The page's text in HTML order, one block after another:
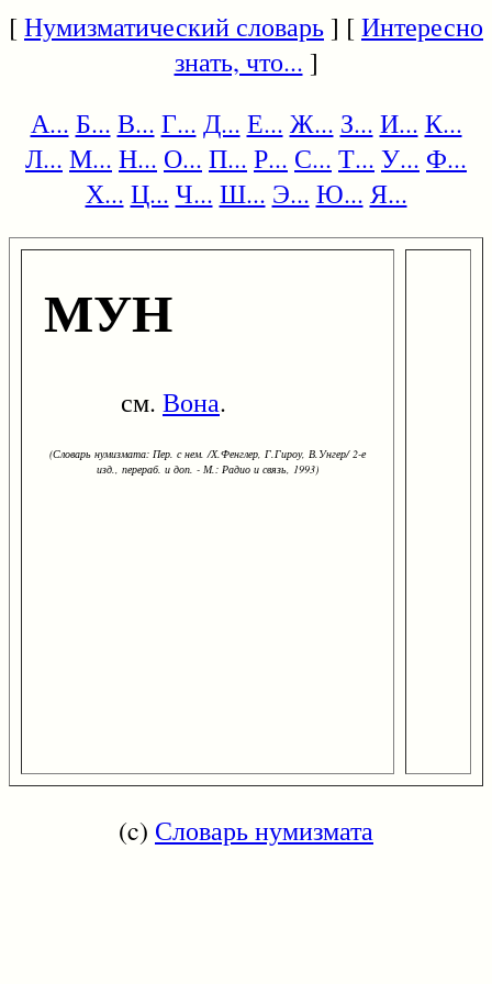
[Нумизматический словарь] [Интересно
знать, что... ]
А... Б... В... Г... Д... Е... Ж... З... И... К...
Л... М... Н... О... П... Р... С... Т... У... Ф...
Х... Ц... Ч... Ш... Э... Ю... Я...
МУН
см. Вона.
(Словарь нумизмата: Пер. с нем. /Х.Фенглер, Г.Гироу, В.Унгер/ 2-е
изд., перераб. и доп. - М.: Радио и связь, 1993)
(c) Словарь нумизмата